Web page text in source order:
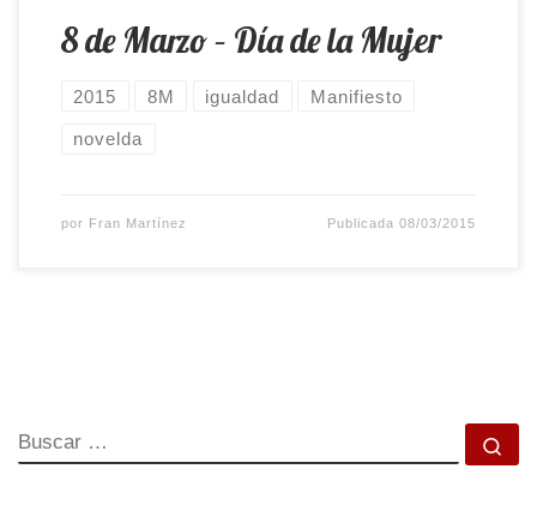
8 de Marzo – Día de la Mujer
2015 8M igualdad Manifiesto
novelda
por Fran Martínez Publicada08/03/2015
BUSCAR